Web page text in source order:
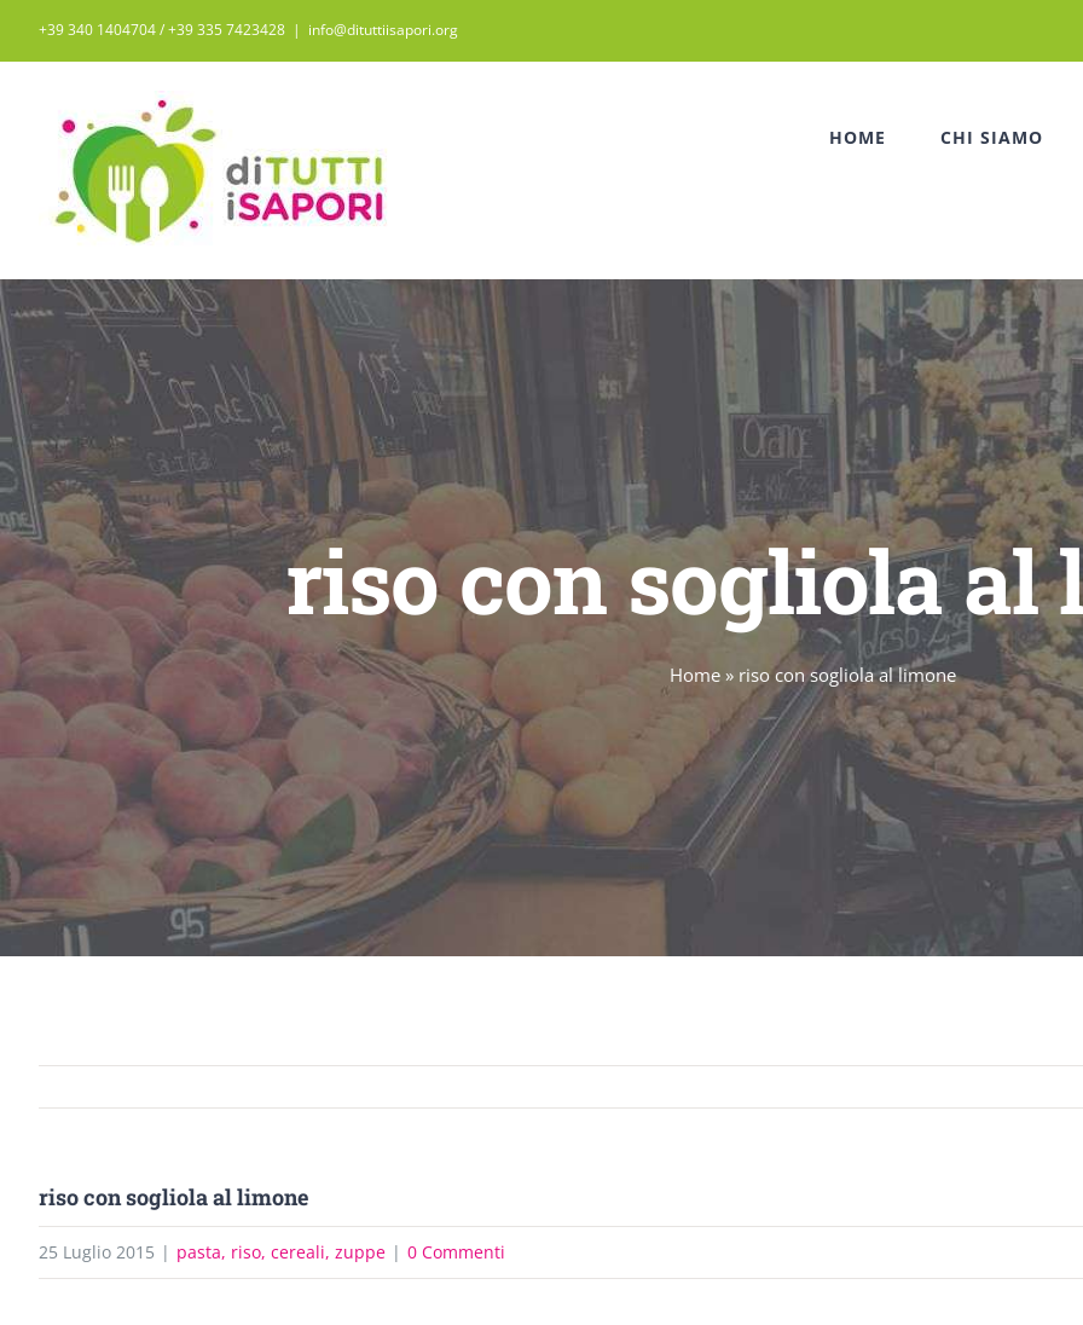
al
+39 340 1404704 / ‭+39 335 7423428‬ | info@dituttiisapori.org
HOME CHI SIAMO
riso con sogliola al
Home» riso con sogliola al limone
riso con sogliola al limone
25 Luglio 2015 | pasta, riso, cereali, zuppe | 0 Commenti